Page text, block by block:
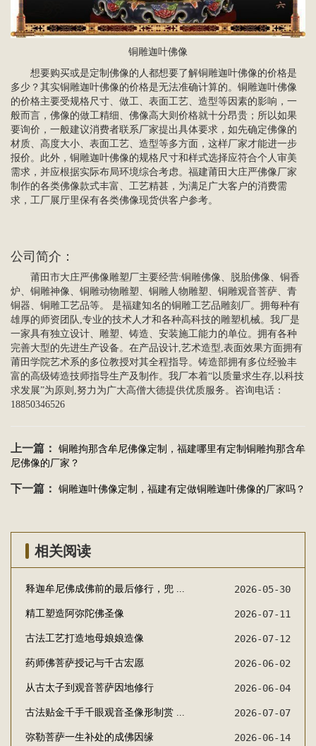
铜雕迦叶佛像
想要购买或是定制佛像的人都想要了解铜雕迦叶佛像的价格是
多少？其实铜雕迦叶佛像的价格是无法准确计算的。铜雕迦叶佛像
的价格主要受规格尺寸、做工、表面工艺、造型等因素的影响，一
般而言，佛像的做工精细、佛像高大则价格就十分昂贵；所以如果
要询价，一般建议消费者联系厂家提出具体要求，如先确定佛像的
材质、高度大小、表面工艺、造型等多方面，这样厂家才能进一步
报价。此外，铜雕迦叶佛像的规格尺寸和样式选择应符合个人审美
需求，并应根据实际布局环境综合考虑。福建莆田大庄严佛像厂家
制作的各类佛像款式丰富、工艺精甚，为满足广大客户的消费需
求，工厂展厅里保有各类佛像现货供客户参考。
公司简介 ：
莆田市大庄严佛像雕塑厂主要经营:铜雕佛像 、脱胎佛像、铜香
炉、铜雕神像、铜雕动物雕塑、铜雕 人物雕塑 铜雕观音菩萨 、青
铜器、 铜雕工艺品等。 是福建知名的铜雕工艺品雕刻厂。拥每种有
雄厚的师资团队,专业的技术人才和各种高科技的雕塑机械。我厂是
一家具有独立设计、雕塑、铸造、安装施工能力的单位。拥有各种
完善大型的先进生产设备。在产品设计,艺术造型,表面效果方面拥有
莆田学院艺术系的多位教授对其全程指导。铸造部拥有多位经验丰
富的高级铸造技师指导生产及制作。我厂本着“以质量求生存,以科技
求发展”为原则,努力为广大高僧大德提供优质服务。咨询电话：
18850346526
上一篇：
铜雕拘那含牟尼佛像定制，福建哪里有定制铜雕拘那含牟
尼佛像的厂家？
下一篇： 铜雕迦叶佛像定制，福建有定做铜雕迦叶佛像的厂家吗？
相关阅读
释迦牟尼佛成佛前的最后修行，兜 ... 2026-05-30
精工塑造阿弥陀佛圣像 2026-07-11
古法工艺打造地母娘娘造像 2026-07-12
药师佛菩萨授记与千古宏愿 2026-06-02
从古太子到观音菩萨因地修行 2026-06-04
古法贴金千手千眼观音圣像形制赏 ... 2026-07-07
弥勒菩萨一生补处的成佛因缘 2026-06-14